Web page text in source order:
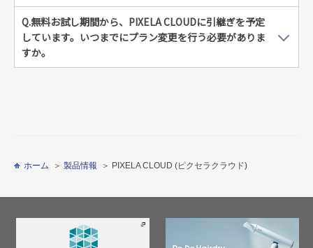
Q.無料お試し期間から、PIXELA CLOUDに引継ぎを予定
しています。いつまでにプラン変更を行う必要がありま
すか。
ホーム 製品情報 PIXELA CLOUD (ピクセラクラウド)